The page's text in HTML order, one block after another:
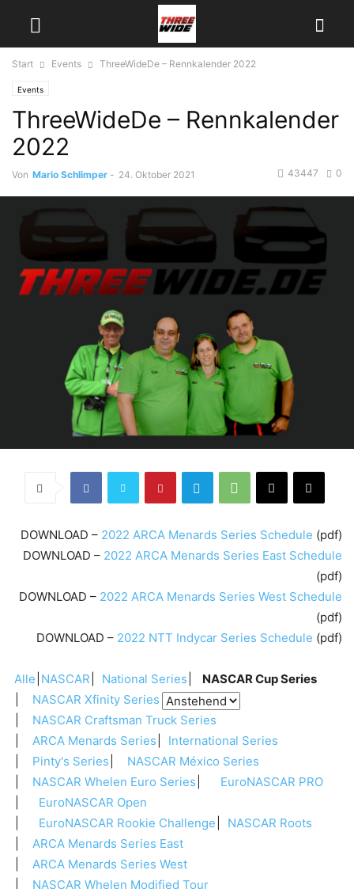
Start Events ThreeWideDe – Rennkalender 2022
Events
ThreeWideDe – Rennkalender
2022
Von Mario Schlimper - 24. Oktober 2021 0
43447
DOWNLOAD – 2022 ARCA Menards Series Schedule (pdf)
DOWNLOAD – 2022 ARCA Menards Series East Schedule
(pdf)
DOWNLOAD – 2022 ARCA Menards Series West Schedule
(pdf)
DOWNLOAD – 2022 NTT Indycar Series Schedule (pdf)
Alle NASCAR National Series
NASCAR Cup Series
NASCAR Xfinity Series
NASCAR Craftsman Truck Series
ARCA Menards Series
International Series
Pinty's Series
NASCAR México Series
NASCAR Whelen Euro Series
EuroNASCAR PRO
EuroNASCAR Open
EuroNASCAR Rookie Challenge
NASCAR Roots
ARCA Menards Series East
ARCA Menards Series West
NASCAR Whelen Modified Tour